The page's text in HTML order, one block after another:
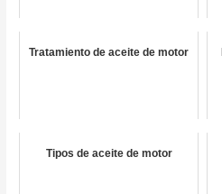
Tratamiento de aceite de motor
Tipos de aceite de motor